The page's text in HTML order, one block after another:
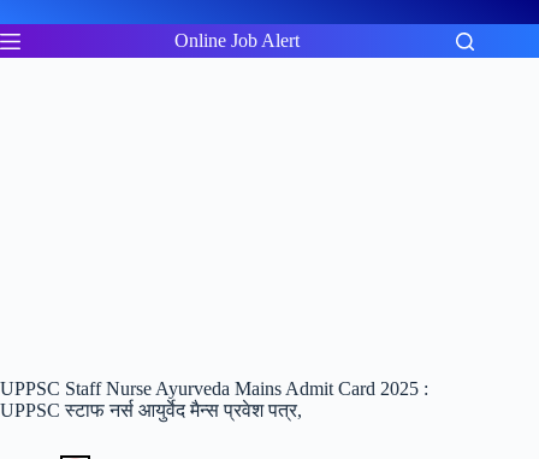
to
content
Online Job Alert
UPPSC Staff Nurse Ayurveda Mains Admit Card 2025 :
UPPSC स्टाफ नर्स आयुर्वेद मैन्स प्रवेश पत्र,